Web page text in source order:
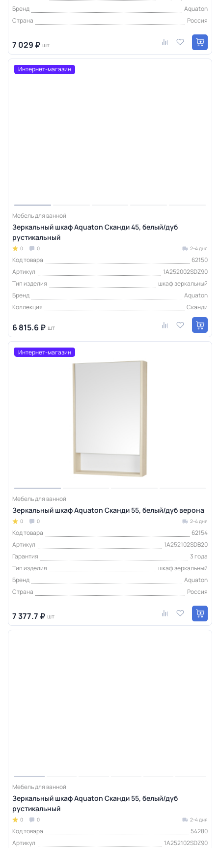
Бренд
Aquaton
Страна
Россия
7 029 ₽ шт
Интернет-магазин
Мебель для ванной
Зеркальный шкаф Aquaton Сканди 45, белый/дуб
рустикальный
0 0 2-4 дня
Код товара
62150
Артикул
1A252002SDZ90
Тип изделия
шкаф зеркальный
Бренд
Aquaton
Коллекция
Сканди
6 815.6 ₽ шт
Интернет-магазин
Мебель для ванной
Зеркальный шкаф Aquaton Сканди 55, белый/дуб верона
0 0 2-4 дня
Код товара
62154
Артикул
1A252102SDB20
Гарантия
3 года
Тип изделия
шкаф зеркальный
Бренд
Aquaton
Страна
Россия
7 377.7 ₽ шт
Мебель для ванной
Зеркальный шкаф Aquaton Сканди 55, белый/дуб
рустикальный
0 0 2-4 дня
Код товара
54280
Артикул
1A252102SDZ90